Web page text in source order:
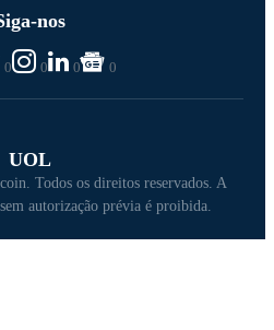
nos
0 0 0 0
UOL
Todos os direitos reservados. A
autorização prévia é proibida.